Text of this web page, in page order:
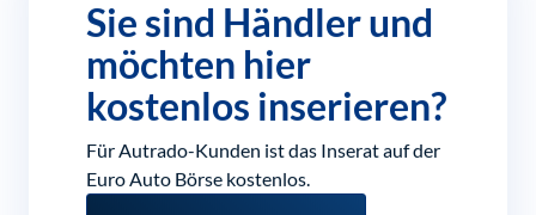
Sie sind Händler und
möchten hier
kostenlos inserieren?
Für Autrado-Kunden ist das Inserat auf der
Euro Auto Börse kostenlos.